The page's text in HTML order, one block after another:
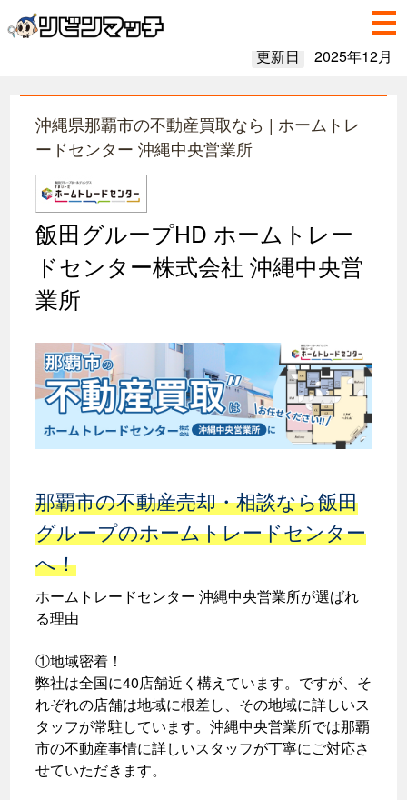
更新日 2025年12月
沖縄県那覇市の不動産買取なら | ホームトレ
ードセンター 沖縄中央営業所
飯田グループHD ホームトレー
ドセンター株式会社 沖縄中央営
業所
那覇市の不動産売却・相談なら飯田
グループのホームトレードセンター
へ！
ホームトレードセンター 沖縄中央営業所が選ばれ
る理由
①地域密着！
弊社は全国に40店舗近く構えています。ですが、そ
れぞれの店舗は地域に根差し、その地域に詳しいス
タッフが常駐しています。沖縄中央営業所では那覇
市の不動産事情に詳しいスタッフが丁寧にご対応さ
せていただきます。